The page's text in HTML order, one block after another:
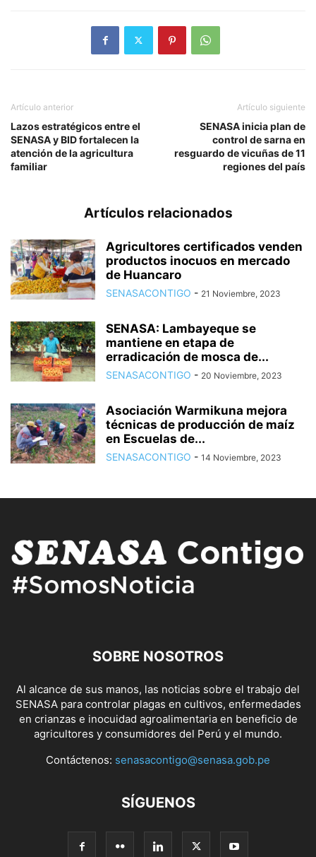
Artículo anterior
Lazos estratégicos entre el
SENASA y BID fortalecen la
atención de la agricultura
familiar
Artículo siguiente
SENASA inicia plan de
control de sarna en
resguardo de vicuñas de 11
regiones del país
Artículos relacionados
Agricultores certificados venden
productos inocuos en mercado
de Huancaro
SENASACONTIGO - 21 Noviembre, 2023
SENASA: Lambayeque se
mantiene en etapa de
erradicación de mosca de...
SENASACONTIGO - 20 Noviembre, 2023
Asociación Warmikuna mejora
técnicas de producción de maíz
en Escuelas de...
SENASACONTIGO - 14 Noviembre, 2023
SOBRE NOSOTROS
Al alcance de sus manos, las noticias sobre el trabajo del
SENASA para controlar plagas en cultivos, enfermedades
en crianzas e inocuidad agroalimentaria en beneficio de
agricultores y consumidores del Perú y el mundo.
Contáctenos: senasacontigo@senasa.gob.pe
SÍGUENOS